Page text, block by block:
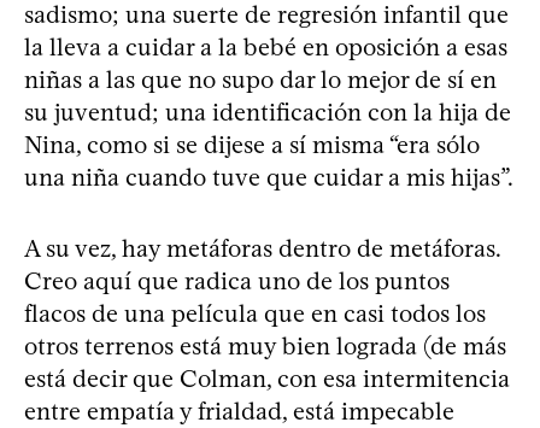
sadismo; una suerte de regresión infantil que
la lleva a cuidar a la bebé en oposición a esas
niñas a las que no supo dar lo mejor de sí en
su juventud; una identificación con la hija de
Nina, como si se dijese a sí misma “era sólo
una niña cuando tuve que cuidar a mis hijas”.
A su vez, hay metáforas dentro de metáforas.
Creo aquí que radica uno de los puntos
flacos de una película que en casi todos los
otros terrenos está muy bien lograda (de más
está decir que Colman, con esa intermitencia
entre empatía y frialdad, está impecable